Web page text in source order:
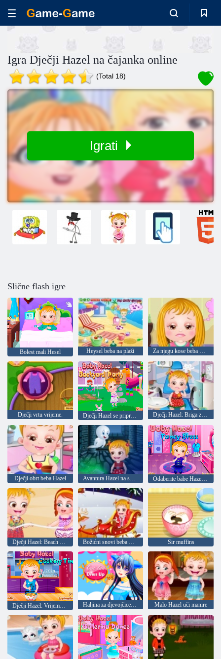
Igra Dječji Hazel na čajanka online
(Total 18)
Igrati
Slične flash igre
Bolest mali Hesel Heysel beba na plaži Za njegu kose beba Hazel
Dječji vrtu vrijeme. Dječji Hazel se priprema za party u dvorištu Dječji Hazel: Briga za zube
Dječji obrt beba Hazel Avantura Hazel na svjetioniku Odaberite babe Hazel Elegantna odjeća
Dječji Hazel: Beach party Božićni snovi beba Hazel Sir muffins
Haljina za djevojčice-mačka Malo Hazel uči manire